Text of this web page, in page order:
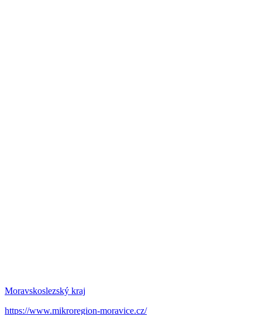
Moravskoslezský kraj
https://www.mikroregion-moravice.cz/